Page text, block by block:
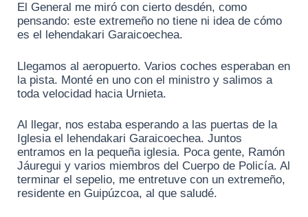
El General me miró con cierto desdén, como
pensando: este extremeño no tiene ni idea de cómo
es el lehendakari Garaicoechea.
Llegamos al aeropuerto. Varios coches esperaban en
la pista. Monté en uno con el ministro y salimos a
toda velocidad hacia Urnieta.
Al llegar, nos estaba esperando a las puertas de la
Iglesia el lehendakari Garaicoechea. Juntos
entramos en la pequeña iglesia. Poca gente, Ramón
Jáuregui y varios miembros del Cuerpo de Policía. Al
terminar el sepelio, me entretuve con un extremeño,
residente en Guipúzcoa, al que saludé.